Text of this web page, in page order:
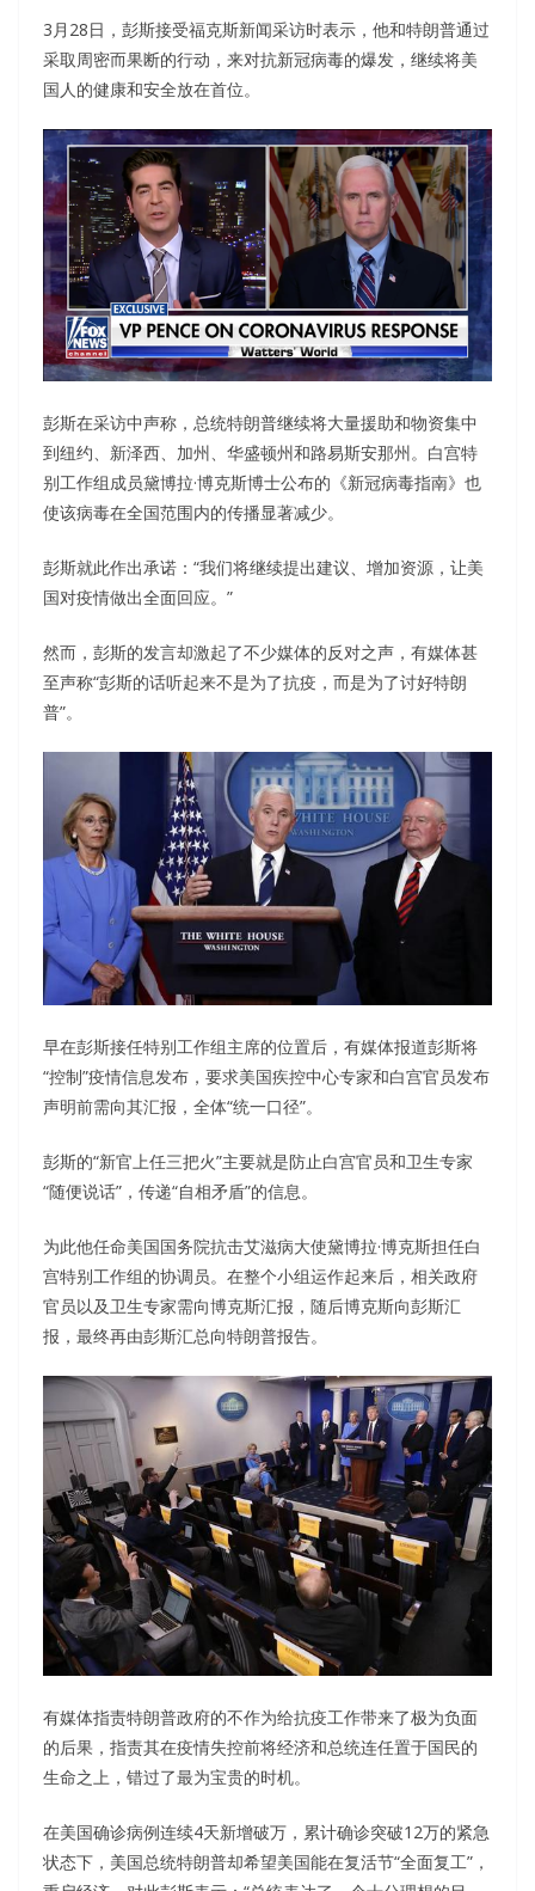
3月28日，彭斯接受福克斯新闻采访时表示，他和特朗普通过
采取周密而果断的行动，来对抗新冠病毒的爆发，继续将美
国人的健康和安全放在首位。
彭斯在采访中声称，总统特朗普继续将大量援助和物资集中
到纽约、新泽西、加州、华盛顿州和路易斯安那州。白宫特
别工作组成员黛博拉·博克斯博士公布的《新冠病毒指南》也
使该病毒在全国范围内的传播显著减少。
彭斯就此作出承诺：“我们将继续提出建议、增加资源，让美
国对疫情做出全面回应。”
然而，彭斯的发言却激起了不少媒体的反对之声，有媒体甚
至声称“彭斯的话听起来不是为了抗疫，而是为了讨好特朗
普”。
早在彭斯接任特别工作组主席的位置后，有媒体报道彭斯将
“控制”疫情信息发布，要求美国疾控中心专家和白宫官员发布
声明前需向其汇报，全体“统一口径”。
彭斯的“新官上任三把火”主要就是防止白宫官员和卫生专家
“随便说话”，传递“自相矛盾”的信息。
为此他任命美国国务院抗击艾滋病大使黛博拉·博克斯担任白
宫特别工作组的协调员。在整个小组运作起来后，相关政府
官员以及卫生专家需向博克斯汇报，随后博克斯向彭斯汇
报，最终再由彭斯汇总向特朗普报告。
有媒体指责特朗普政府的不作为给抗疫工作带来了极为负面
的后果，指责其在疫情失控前将经济和总统连任置于国民的
生命之上，错过了最为宝贵的时机。
在美国确诊病例连续4天新增破万，累计确诊突破12万的紧急
状态下，美国总统特朗普却希望美国能在复活节“全面复工”，